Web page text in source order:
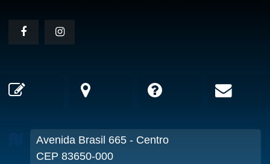
Avenida Brasil 665 - Centro
CEP 83650-000